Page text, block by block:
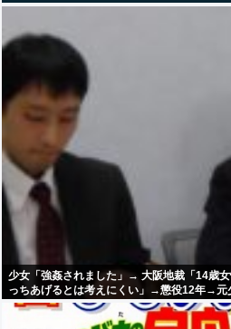
少女「強姦されました」→ 大阪地裁「14歳
っちあげるとは考えにくい」→懲役12年→元